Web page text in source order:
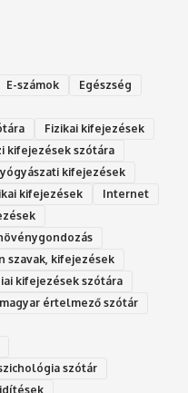
E-számok
Egészség
Fizikai kifejezések
kifejezések szótára
kifejezések
kifejezések
Internet
szavak, kifejezések
kifejezések szótára
értelmező szótár
Ps‮gólohciz‬ia s‮átóz‬r